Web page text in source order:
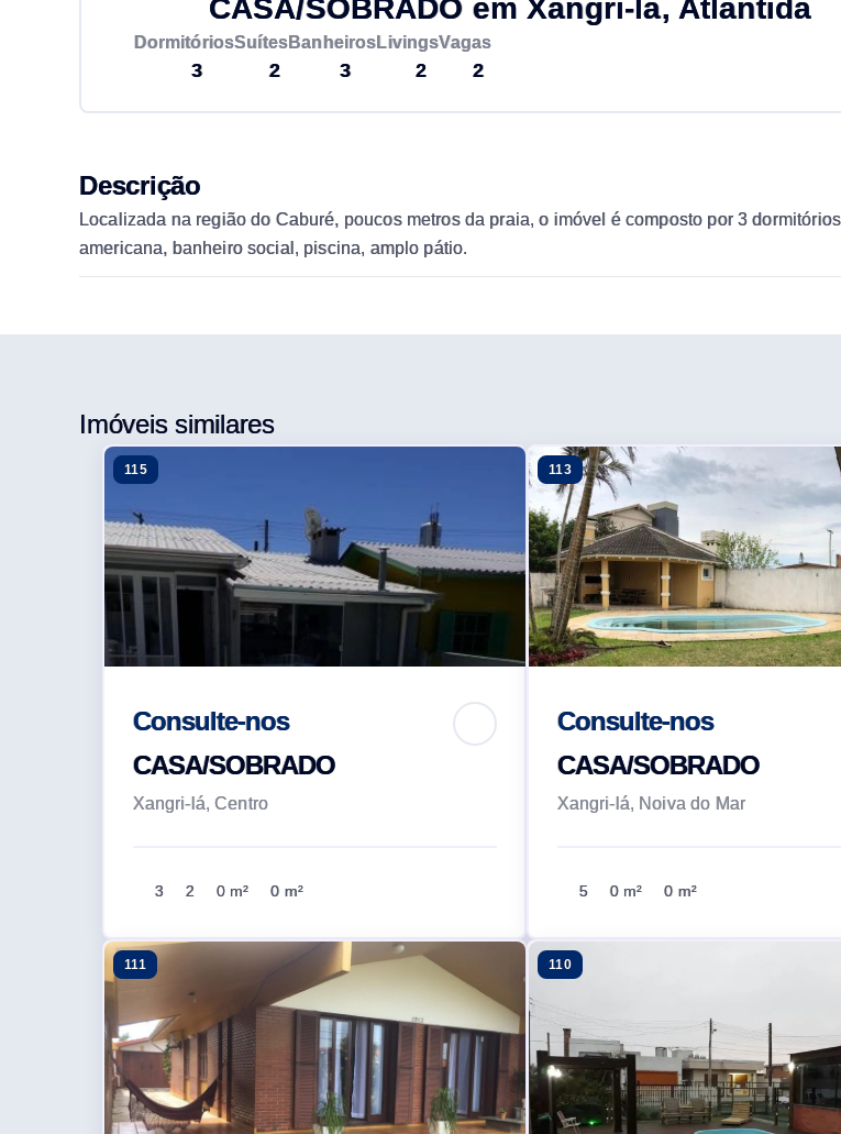
CASA/SOBRADO em Xangri-lá, Atlântida
Dormitórios
3
Suítes
2
Banheiros
3
Livings
2
Vagas
2
Descrição
Localizada na região do Caburé, poucos metros da praia, o imóvel é composto por 3
americana, banheiro social, piscina, amplo pátio.
Imóveis similares
115
Consulte-nos
CASA/SOBRADO
Xangri-lá, Centro
3 2 0 m² 0 m²
113
Consulte-nos
CASA/SOBRADO
Xangri-lá, Noiva do Mar
5 0 m² 0 m²
111 110